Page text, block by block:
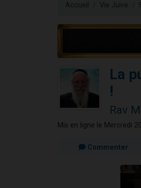
Accueil Vie Juive
La
!
Rav
Mis en ligne le Mercredi
Commenter